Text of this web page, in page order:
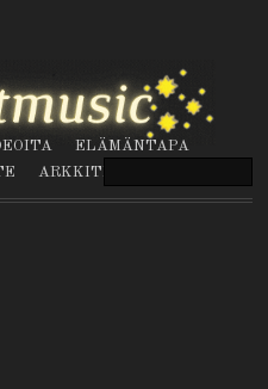
ELÄMÄNTAPA
ARKKITEHTUURI